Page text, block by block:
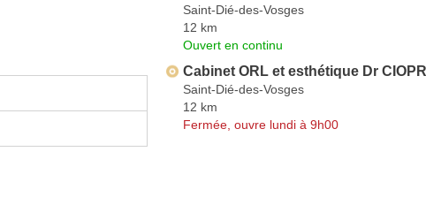
Saint-Dié-des-Vosges
12 km
Ouvert en continu
Cabinet ORL et esthétique Dr
Saint-Dié-des-Vosges
12 km
Fermée, ouvre lundi à 9h00